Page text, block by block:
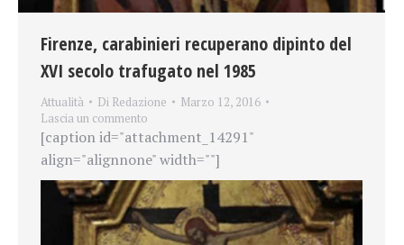
Firenze, carabinieri recuperano dipinto del
XVI secolo trafugato nel 1985
Attualità Di Redazione
Marzo 12, 2016
Lascia un commento
[caption id="attachment_14291"
align="alignnone" width=""]